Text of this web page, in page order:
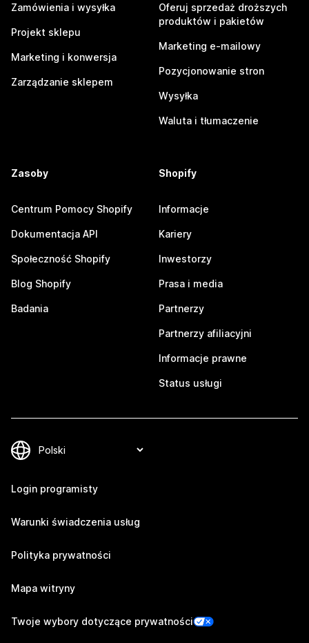
Zamówienia i wysyłka
Projekt sklepu
Marketing i konwersja
Zarządzanie sklepem
Oferuj sprzedaż droższych
produktów i pakietów
Marketing e-mailowy
Pozycjonowanie stron
Wysyłka
Waluta i tłumaczenie
Zasoby
Centrum Pomocy Shopify
Dokumentacja API
Społeczność Shopify
Blog Shopify
Badania
Shopify
Informacje
Kariery
Inwestorzy
Prasa i media
Partnerzy
Partnerzy afiliacyjni
Informacje prawne
Status usługi
Login programisty
Warunki świadczenia usług
Polityka prywatności
Mapa witryny
Twoje wybory dotyczące prywatności